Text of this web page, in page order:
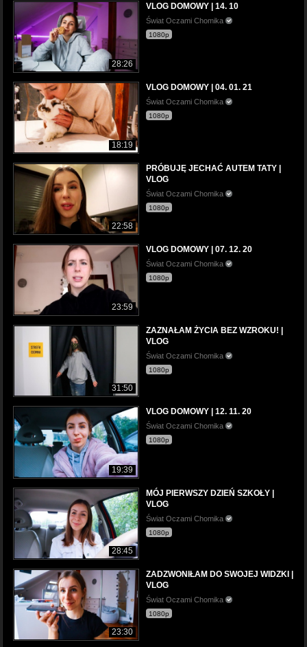
28:26
VLOG DOMOWY | 14. 10
Świat Oczami Chomika
1080p
18:19
VLOG DOMOWY | 04. 01. 21
Świat Oczami Chomika
1080p
22:58
PRÓBUJĘ JECHAĆ AUTEM TATY |
VLOG
Świat Oczami Chomika
1080p
23:59
VLOG DOMOWY | 07. 12. 20
Świat Oczami Chomika
1080p
31:50
ZAZNAŁAM ŻYCIA BEZ WZROKU! |
VLOG
Świat Oczami Chomika
1080p
19:39
VLOG DOMOWY | 12. 11. 20
Świat Oczami Chomika
1080p
28:45
MÓJ PIERWSZY DZIEŃ SZKOŁY |
VLOG
Świat Oczami Chomika
1080p
23:30
ZADZWONIŁAM DO SWOJEJ WIDZKI |
VLOG
Świat Oczami Chomika
1080p